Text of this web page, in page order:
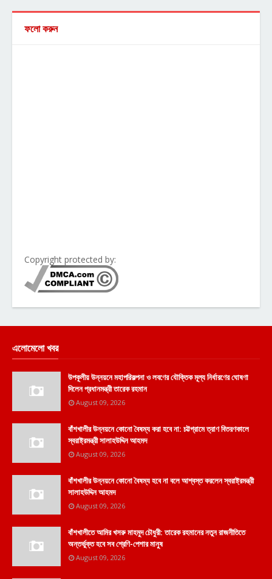
ফলো করুন
Copyright protected by:
এলোমেলো খবর
উপকূলীয় উন্নয়নে মহাপরিকল্পনা ও লবণের যৌক্তিক মূল্য নির্ধারণের ঘোষণা
দিলেন প্রধানমন্ত্রী তারেক রহমান
August 09, 2026
বাঁশখালীর উন্নয়নে কোনো বৈষম্য করা হবে না: চট্টগ্রামে ত্রাণ বিতরণকালে
স্বরাষ্ট্রমন্ত্রী সালাহউদ্দিন আহমদ
August 09, 2026
বাঁশখালীর উন্নয়নে কোনো বৈষম্য হবে না বলে আশ্বস্ত করলেন স্বরাষ্ট্রমন্ত্রী
সালাহউদ্দিন আহমদ
August 09, 2026
বাঁশখালীতে আমির খসরু মাহমুদ চৌধুরী: তারেক রহমানের নতুন রাজনীতিতে
অন্তর্ভুক্ত হবে সব শ্রেণি-পেশার মানুষ
August 09, 2026